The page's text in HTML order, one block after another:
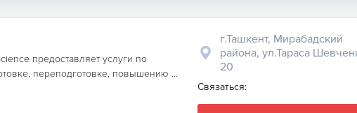
предоставляет услуги по
переподготовке, повышению ...
г.Ташкент, Мирабадский
района, ул.Тараса
20
Связаться: